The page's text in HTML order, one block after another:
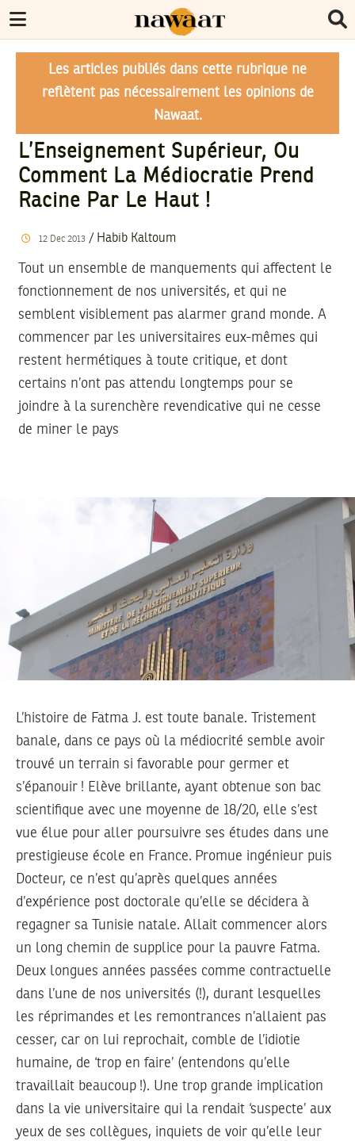
Les articles publiés dans cette rubrique ne
reflètent pas nécessairement les opinions de
Nawaat.
L’Enseignement Supérieur, Ou
Comment La Médiocratie Prend
Racine Par Le Haut !
12 Dec 2013/ Habib Kaltoum
Tout un ensemble de manquements qui affectent le
fonctionnement de nos universités, et qui ne
semblent visiblement pas alarmer grand monde. A
commencer par les universitaires eux-mêmes qui
restent hermétiques à toute critique, et dont
certains n’ont pas attendu longtemps pour se
joindre à la surenchère revendicative qui ne cesse
de miner le pays
L’histoire de Fatma J. est toute banale. Tristement
banale, dans ce pays où la médiocrité semble avoir
trouvé un terrain si favorable pour germer et
s’épanouir ! Elève brillante, ayant obtenue son bac
scientifique avec une moyenne de 18/20, elle s’est
vue élue pour aller poursuivre ses études dans une
prestigieuse école en France. Promue ingénieur puis
Docteur, ce n’est qu’après quelques années
d’expérience post doctorale qu’elle se décidera à
regagner sa Tunisie natale. Allait commencer alors
un long chemin de supplice pour la pauvre Fatma.
Deux longues années passées comme contractuelle
dans l’une de nos universités (!), durant lesquelles
les réprimandes et les remontrances n’allaient pas
cesser, car on lui reprochait, comble de l’idiotie
humaine, de ‘trop en faire’ (entendons qu’elle
travaillait beaucoup !). Une trop grande implication
dans la vie universitaire qui la rendait ‘suspecte’ aux
yeux de ses collègues, inquiets de voir qu’elle leur